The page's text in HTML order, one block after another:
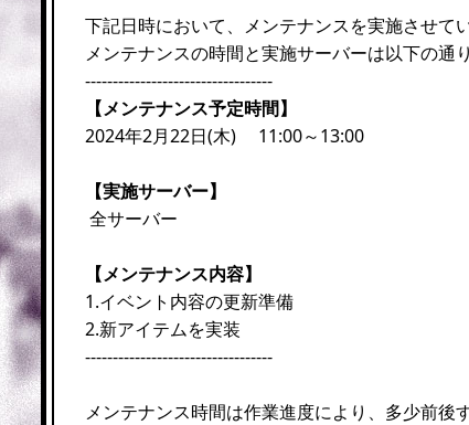
下記日時において、メンテナンスを実施させて
メンテナンスの時間と実施サーバーは以下の通り
----------------------------------
【メンテナンス予定時間】
2024年2月22日(木) 11:00～13:00
【実施サーバー】
全サーバー
【メンテナンス内容】
1.イベント内容の更新準備
2.新アイテムを実装
----------------------------------
メンテナンス時間は作業進度により、多少前後